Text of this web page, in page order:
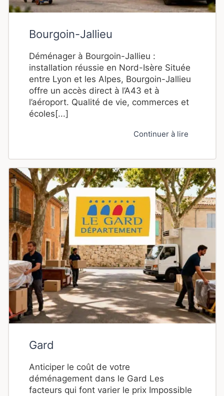
Bourgoin-Jallieu
Déménager à Bourgoin-Jallieu :
installation réussie en Nord-Isère Située
entre Lyon et les Alpes, Bourgoin-Jallieu
offre un accès direct à l’A43 et à
l’aéroport. Qualité de vie, commerces et
écoles[...]
Continuer à lire
Gard
Anticiper le coût de votre
déménagement dans le Gard Les
facteurs qui font varier le prix Impossible